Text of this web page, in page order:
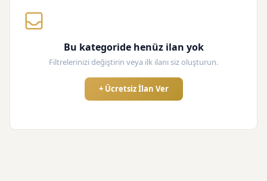
Bu kategoride henüz ilan yok
Filtrelerinizi değiştirin veya ilk ilanı siz oluşturun.
+ Ücretsiz İlan Ver